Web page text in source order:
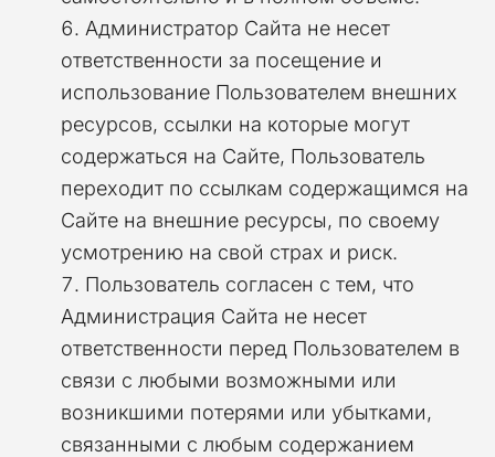
Администратор Сайта не несет
ответственности за посещение и
использование Пользователем внешних
ресурсов, ссылки на которые могут
содержаться на Сайте, Пользователь
переходит по ссылкам содержащимся на
Сайте на внешние ресурсы, по своему
усмотрению на свой страх и риск.
Пользователь согласен с тем, что
Администрация Сайта не несет
ответственности перед Пользователем в
связи с любыми возможными или
возникшими потерями или убытками,
связанными с любым содержанием